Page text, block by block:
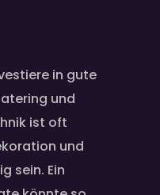
in gute
und
ist oft
und
sein. Ein